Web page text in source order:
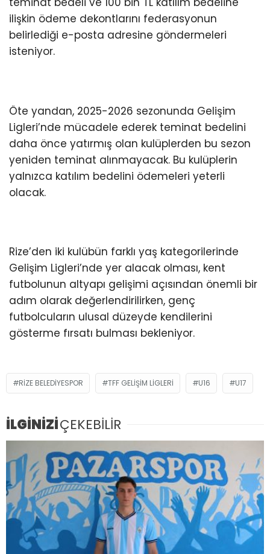
ilişkin ödeme dekontlarını federasyonun
belirlediği e-posta adresine göndermeleri
isteniyor.
Öte yandan, 2025-2026 sezonunda Gelişim
Ligleri’nde mücadele ederek teminat bedelini
daha önce yatırmış olan kulüplerden bu sezon
yeniden teminat alınmayacak. Bu kulüplerin
yalnızca katılım bedelini ödemeleri yeterli
olacak.
Rize’den iki kulübün farklı yaş kategorilerinde
Gelişim Ligleri’nde yer alacak olması, kent
futbolunun altyapı gelişimi açısından önemli bir
adım olarak değerlendirilirken, genç
futbolcuların ulusal düzeyde kendilerini
gösterme fırsatı bulması bekleniyor.
RIZE BELEDIYESPOR TFF GELIŞIM LIGLERI U16 U17
İLGİNİZİÇEKEBİLİR